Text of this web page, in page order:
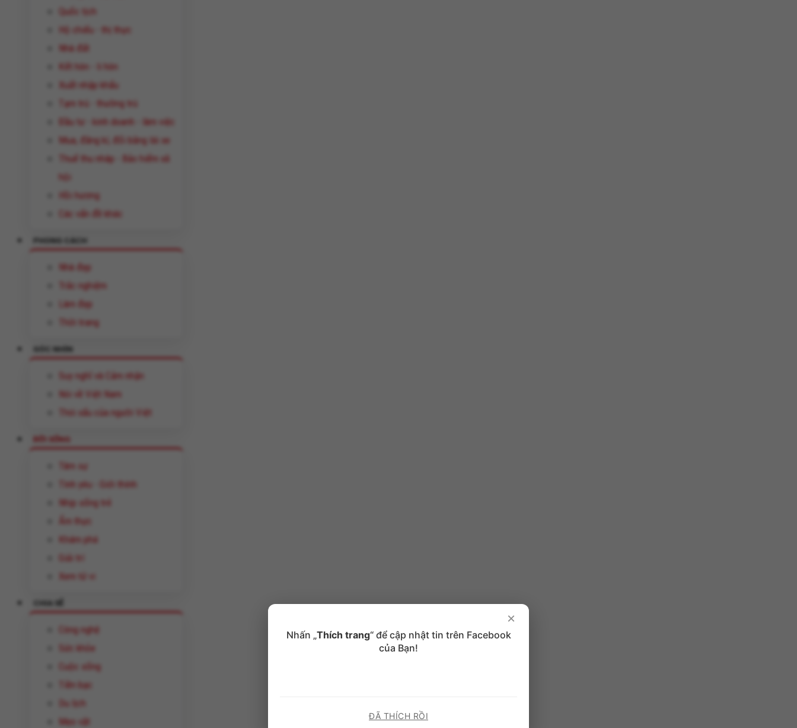
Quốc tịch
Hộ chiếu - thị thực
Nhà đất
Kết hôn - li hôn
Xuất nhập khẩu
Tạm trú - thường trú
Đầu tư - kinh doanh - làm việc
Mua, đăng kí, đổi bằng lái xe
Thuế thu nhâp - Bảo hiểm xã
hội
Hồi hương
Các vấn đề khác
PHONG CÁCH
Nhà đẹp
Trắc nghiệm
Làm đẹp
Thời trang
GÓC NHÌN
Suy nghĩ và Cảm nhận
Nói về Việt Nam
Thói xấu của người Việt
ĐỜI SỐNG
Tâm sự
Tình yêu - Giới thính
Nhịp sống trẻ
Ẩm thực
Khám phá
Giải trí
Xem tử vi
CHIA SẺ
Công nghệ
Sức khỏe
Cuộc sống
Tiền bạc
Du lịch
Mẹo vặt
×
Nhấn „Thích trang“ để cập nhật tin trên Facebook
của Bạn!
ĐÃ THÍCH RỒI